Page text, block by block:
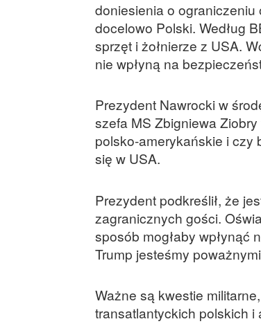
doniesienia o
docelowo Polski. Według
sprzęt i żołnierze z USA.
nie wpłyną na
Prezydent Nawrocki w
szefa MS Zbigniewa
polsko-amerykańskie i czy
się w USA.
Prezydent podkreślił, że
zagranicznych gości.
sposób mogłaby wpłynąć
Trump jesteśmy
Ważne są kwestie
transatlantyckich polskich